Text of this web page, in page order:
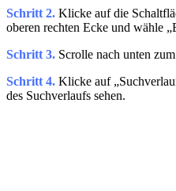
Schritt 2. Klicke auf die
oberen rechten Ecke und wähle
Schritt 3. Scrolle nach unten
Schritt 4. Klicke auf
des Suchverlaufs sehen.